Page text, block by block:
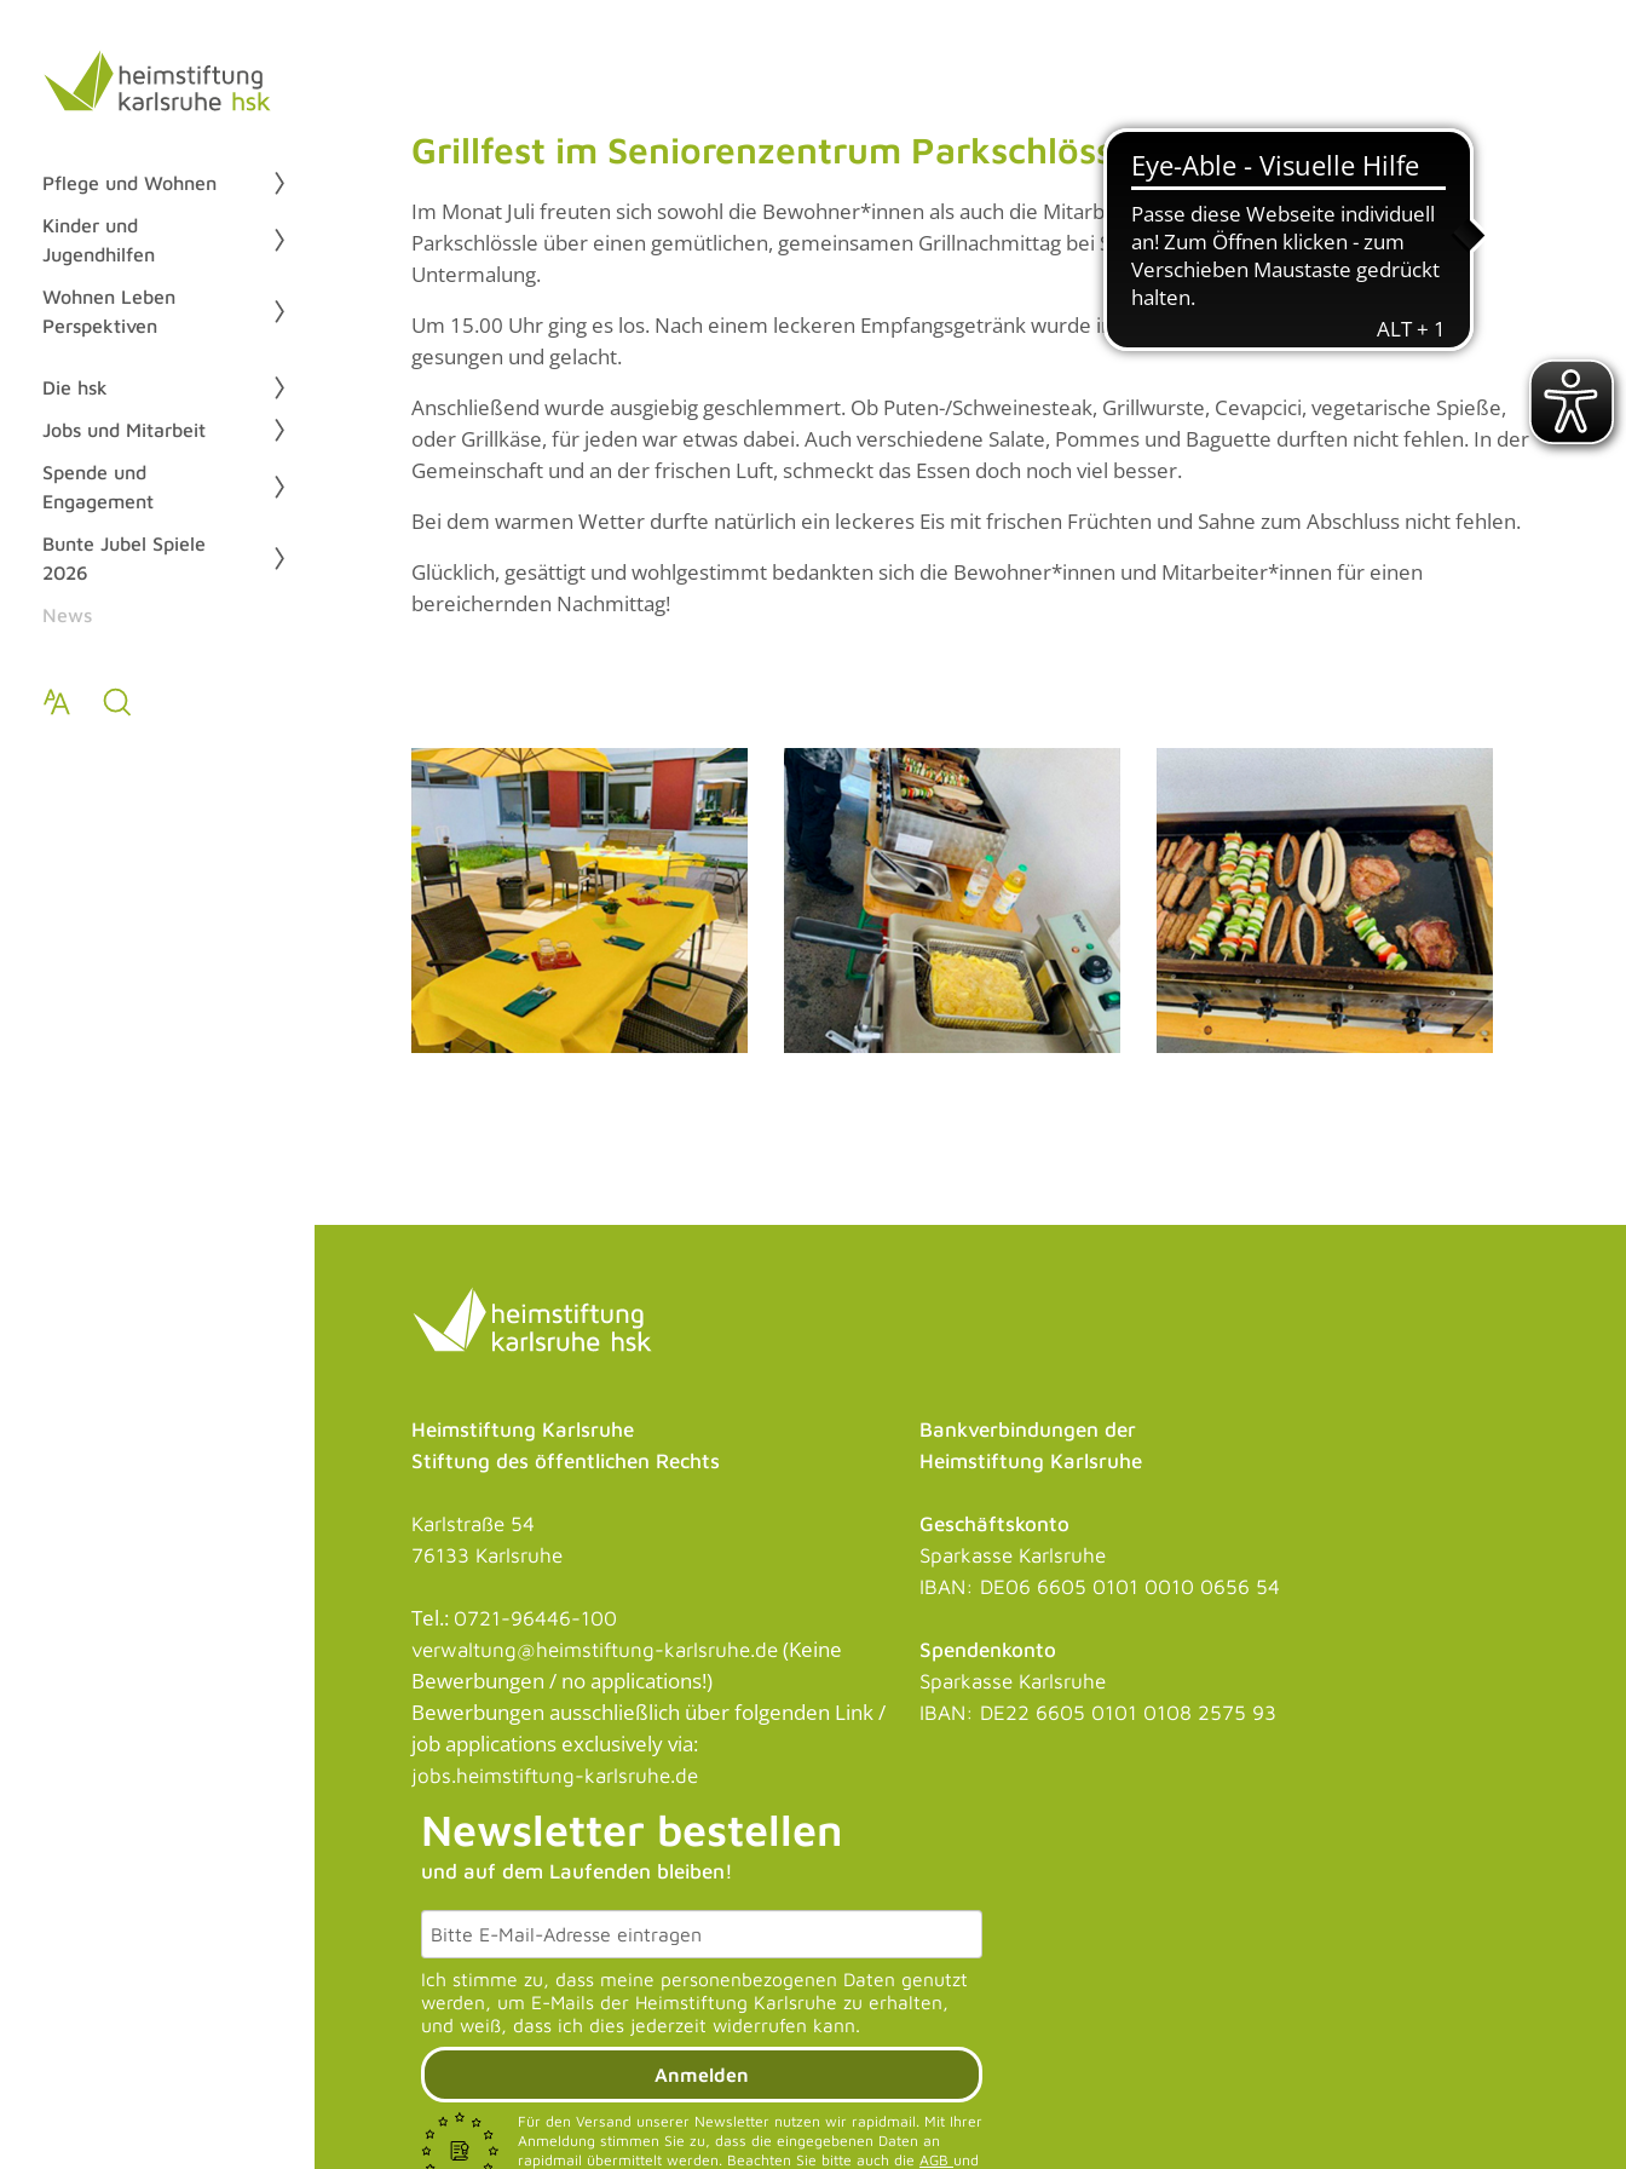
Pflege und Wohnen
Kinder und
Jugendhilfen
Wohnen Leben
Perspektiven
Die hsk
Jobs und Mitarbeit
Spende und
Engagement
Bunte Jubel Spiele
2026
News
Grillfest im Seniorenzentrum Parkschlössle
Im Monat Juli freuten sich sowohl die Bewohner*innen als auch die Mitarbeiter*innen des Seniorenzentrums
Parkschlössle über einen gemütlichen, gemeinsamen Grillnachmittag bei Sonnenschein und musikalischer
Untermalung.
Um 15.00 Uhr ging es los. Nach einem leckeren Empfangsgetränk wurde in der munteren Runde gemeinsam
gesungen und gelacht.
Anschließend wurde ausgiebig geschlemmert. Ob Puten-/Schweinesteak, Grillwurste, Cevapcici, vegetarische Spieße,
oder Grillkäse, für jeden war etwas dabei. Auch verschiedene Salate, Pommes und Baguette durften nicht fehlen. In der
Gemeinschaft und an der frischen Luft, schmeckt das Essen doch noch viel besser.
Bei dem warmen Wetter durfte natürlich ein leckeres Eis mit frischen Früchten und Sahne zum Abschluss nicht fehlen.
Glücklich, gesättigt und wohlgestimmt bedankten sich die Bewohner*innen und Mitarbeiter*innen für einen
bereichernden Nachmittag!
Heimstiftung Karlsruhe
Stiftung des öffentlichen Rechts
Karlstraße 54
76133 Karlsruhe
Tel.: 0721-96446-100
verwaltung@heimstiftung-karlsruhe.de (Keine
Bewerbungen / no applications!)
Bewerbungen ausschließlich über folgenden Link /
job applications exclusively via:
jobs.heimstiftung-karlsruhe.de
Bankverbindungen der
Heimstiftung Karlsruhe
Geschäftskonto
Sparkasse Karlsruhe
IBAN: DE06 6605 0101 0010 0656 54
Spendenkonto
Sparkasse Karlsruhe
IBAN: DE22 6605 0101 0108 2575 93
Newsletter bestellen
und auf dem Laufenden bleiben!
Ich stimme zu, dass meine personenbezogenen Daten genutzt
werden, um E-Mails der Heimstiftung Karlsruhe zu erhalten,
und weiß, dass ich dies jederzeit widerrufen kann.
Anmelden
Für den Versand unserer Newsletter nutzen wir rapidmail. Mit Ihrer
Anmeldung stimmen Sie zu, dass die eingegebenen Daten an
rapidmail übermittelt werden. Beachten Sie bitte auch die AGB und